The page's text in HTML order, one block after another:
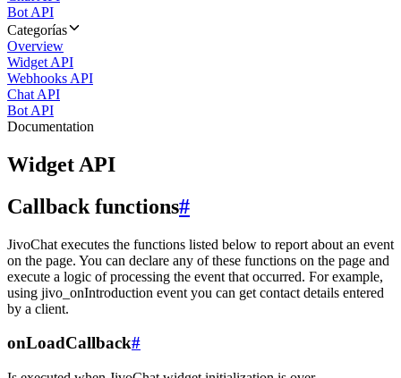
Bot API
Categorías
Overview
Widget API
Webhooks API
Chat API
Bot API
Documentation
Widget API
Callback functions#
JivoChat executes the functions listed below to report about an event
on the page. You can declare any of these functions on the page and
execute a logic of processing the event that occurred. For example,
using jivo_onIntroduction event you can get contact details entered
by a client.
onLoadCallback#